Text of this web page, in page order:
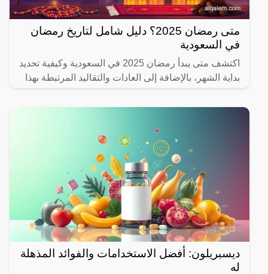
متى رمضان 2025؟ دليل شامل لتاريخ رمضان
في السعودية
اكتشف متى يبدأ رمضان 2025 في السعودية وكيفية تحديد
بداية الشهر، بالإضافة إلى العادات والتقاليد المرتبطة بهذا
ديسبريلون: أفضل الاستخدامات والفوائد المذهلة
له